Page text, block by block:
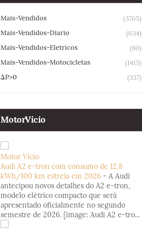
Mais-Vendidos
(3765)
Mais-Vendidos-Diario
(634)
Mais-Vendidos-Eletricos
(80)
Mais-Vendidos-Motocicletas
(1415)
ΔP>0
(337)
MotorVicio
Motor Vício
Audi A2 e-tron com consumo de 12,8
kWh/100 km estreia em 2026 - A Audi
antecipou novos detalhes do A2 e-tron,
modelo elétrico compacto que será
apresentado oficialmente no segundo
semestre de 2026. [image: Audi A2 e-tro...